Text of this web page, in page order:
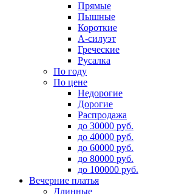
Прямые
Пышные
Короткие
А-силуэт
Греческие
Русалка
По году
По цене
Недорогие
Дорогие
Распродажа
до 30000 руб.
до 40000 руб.
до 60000 руб.
до 80000 руб.
до 100000 руб.
Вечерние платья
Длинные